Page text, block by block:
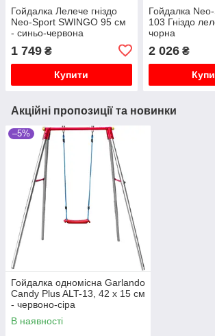
Гойдалка Лелече гніздо
Neo-Sport SWINGO 95 см
- синьо-червона
1 749 ₴
Купити
Гойдалка
103 Гніздо
чорна
2 026₴
Акційні пропозиції та новинки
–5%
Гойдалка одномісна Garlando
Candy Plus ALT-13, 42 x 15 см
- червоно-сіра
В наявності